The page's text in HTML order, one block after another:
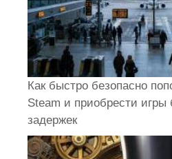
Как быстро безопасно
Steam и приобрести игры
задержек